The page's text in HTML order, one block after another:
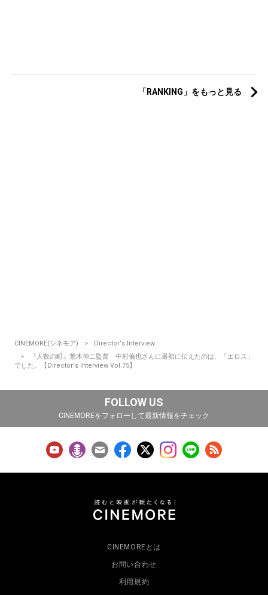
「RANKING」をもっと見る
CINEMORE(シネモア)
Director‘s Interview
『人数の町』荒木伸二監督 中村倫也さんに最初に伝えたのは、「エロス」
でした。【Director's Interview Vol.75】
FOLLOW US
CINEMOREをフォローして最新情報をチェック
CINEMOREとは
お問い合わせ
利用規約